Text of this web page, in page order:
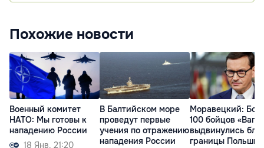
Похожие новости
Военный комитет
НАТО: Мы готовы к
нападению России
18 Янв. 21:20
В Балтийском море
проведут первые
учения по отражению
нападения России
Моравецкий:
100 бойцов
выдвинулись
границы Польши